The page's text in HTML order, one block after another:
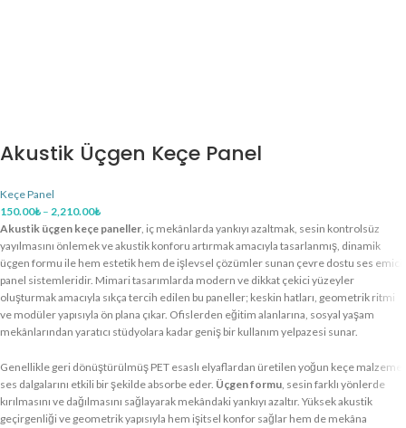
Akustik Üçgen Keçe Panel
Keçe Panel
150.00₺ – 2,210.00₺
Akustik üçgen keçe paneller, iç mekânlarda yankıyı azaltmak, sesin kontrolsüz
yayılmasını önlemek ve akustik konforu artırmak amacıyla tasarlanmış, dinamik
üçgen formu ile hem estetik hem de işlevsel çözümler sunan çevre dostu ses emici
panel sistemleridir. Mimari tasarımlarda modern ve dikkat çekici yüzeyler
oluşturmak amacıyla sıkça tercih edilen bu paneller; keskin hatları, geometrik ritmi
ve modüler yapısıyla ön plana çıkar. Ofislerden eğitim alanlarına, sosyal yaşam
mekânlarından yaratıcı stüdyolara kadar geniş bir kullanım yelpazesi sunar.
Genellikle geri dönüştürülmüş PET esaslı elyaflardan üretilen yoğun keçe malzeme,
ses dalgalarını etkili bir şekilde absorbe eder. Üçgen formu, sesin farklı yönlerde
kırılmasını ve dağılmasını sağlayarak mekândaki yankıyı azaltır. Yüksek akustik
geçirgenliği ve geometrik yapısıyla hem işitsel konfor sağlar hem de mekâna